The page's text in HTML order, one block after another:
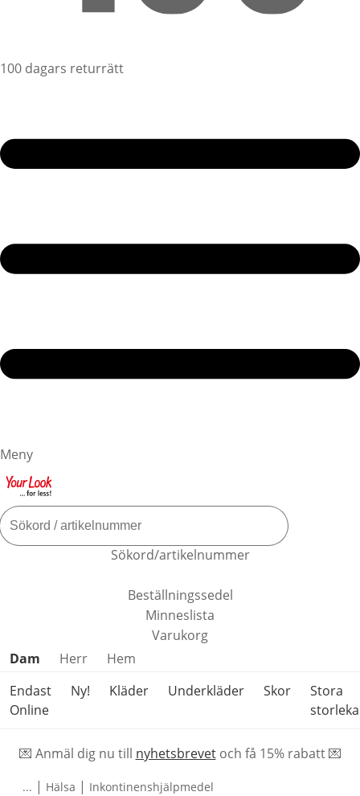
100 dagars returrätt
Meny
Sökord/artikelnummer
Beställningssedel
Minneslista
Varukorg
Hoppa över produktkategorier
Dam Herr
Hem
Endast
Online
Ny! Kläder Underkläder Skor
Stora
💌 Anmäl dig nu till nyhetsbrevetoch få 15% rabatt 💌
... | Hälsa | Inkontinenshjälpmedel